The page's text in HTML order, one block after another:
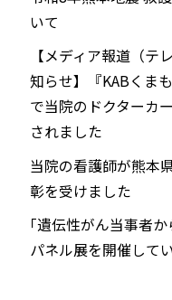
いて
【メディア報道（テ
知らせ】『KABくま
で当院のドクターカ
されました
当院の看護師が熊本
彰を受けました
｢遺伝性がん当事者
パネル展を開催して